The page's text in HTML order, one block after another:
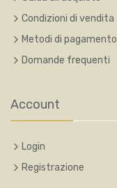
Condizioni di vendita
Metodi di pagamento
Domande frequenti
Account
Login
Registrazione